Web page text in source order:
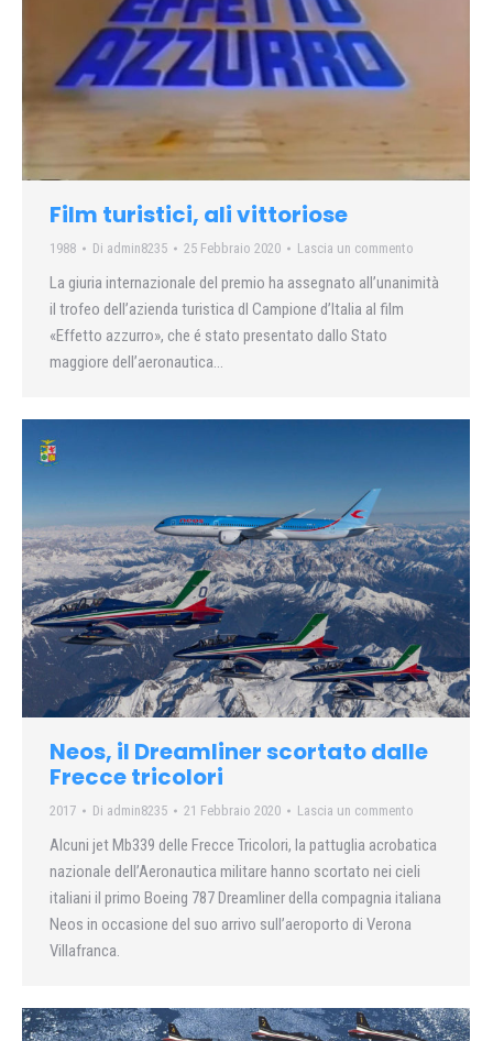
Film turistici, ali vittoriose
1988 Di admin8235 25 Febbraio 2020 Lascia un commento
La giuria internazionale del premio ha assegnato all’unanimità
il trofeo dell’azienda turistica dl Campione d’Italia al film
«Effetto azzurro», che é stato presentato dallo Stato
maggiore dell’aeronautica…
Neos, il Dreamliner scortato dalle
Frecce tricolori
2017 Di admin8235 21 Febbraio 2020 Lascia un commento
Alcuni jet Mb339 delle Frecce Tricolori, la pattuglia acrobatica
nazionale dell’Aeronautica militare hanno scortato nei cieli
italiani il primo Boeing 787 Dreamliner della compagnia italiana
Neos in occasione del suo arrivo sull’aeroporto di Verona
Villafranca.